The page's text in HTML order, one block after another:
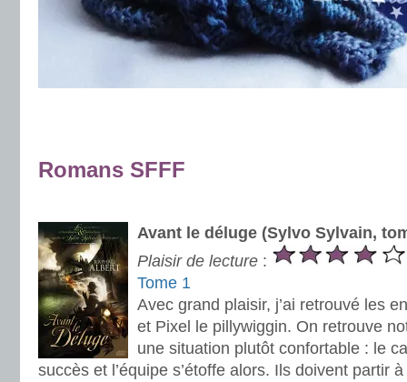
Romans SFFF
Avant le déluge (Sylvo Sylvain,
Plaisir de lecture :
Tome 1
Avec grand plaisir, j’ai retrouvé les
et Pixel le pillywiggin. On retrouve
une situation plutôt confortable : le
succès et l’équipe s’étoffe alors. Ils doivent partir